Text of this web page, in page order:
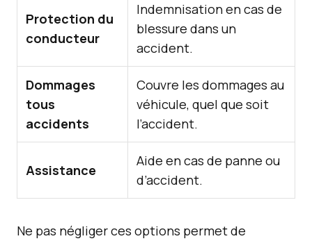
Protection du
conducteur
Indemnisation en cas de
blessure dans un
accident.
Dommages
tous
accidents
Couvre les dommages au
véhicule, quel que soit
l’accident.
Assistance
Aide en cas de panne ou
d’accident.
Ne pas négliger ces options permet de